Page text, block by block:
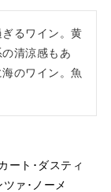
るワイン。黄
清涼感もあ
のワイン。魚
ート･ダスティ
ツァ･ノーメ